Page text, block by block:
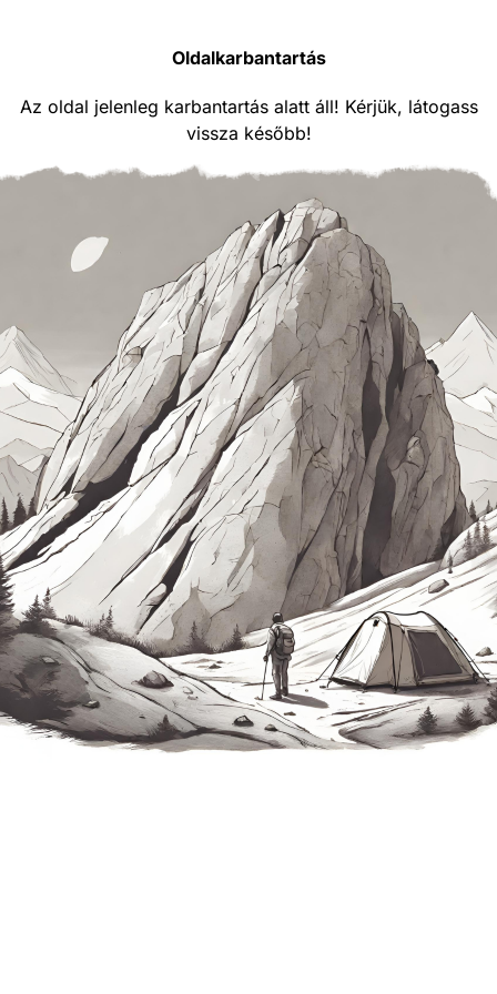
Oldalkarbantartás
Az oldal jelenleg karbantartás alatt áll! Kérjük, látogass
vissza később!